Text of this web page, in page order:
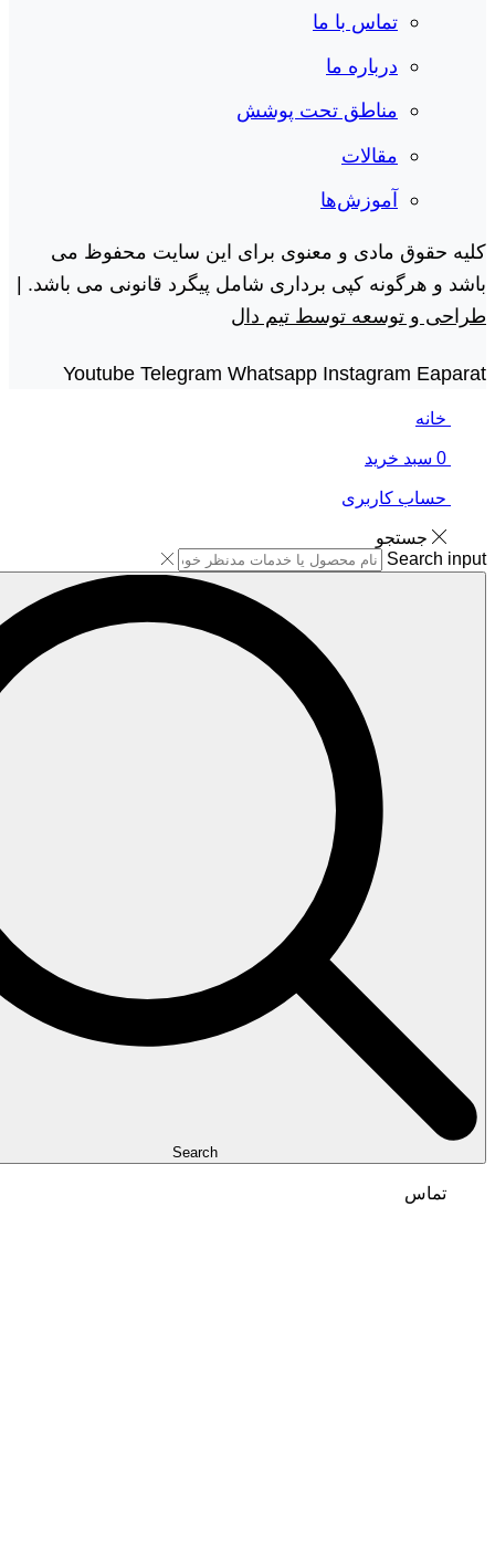
تماس با ما
درباره ما
مناطق تحت پوشش
مقالات
آموزش‌ها
کلیه حقوق مادی و معنوی برای این سایت محفوظ می
باشد و هرگونه کپی برداری شامل پیگرد قانونی می باشد. |
طراحی و توسعه توسط تیم دال
Youtube Telegram Whatsapp Instagram Eaparat
خانه
0 سبد خرید
حساب کاربری
جستجو
Search input
Search
تماس